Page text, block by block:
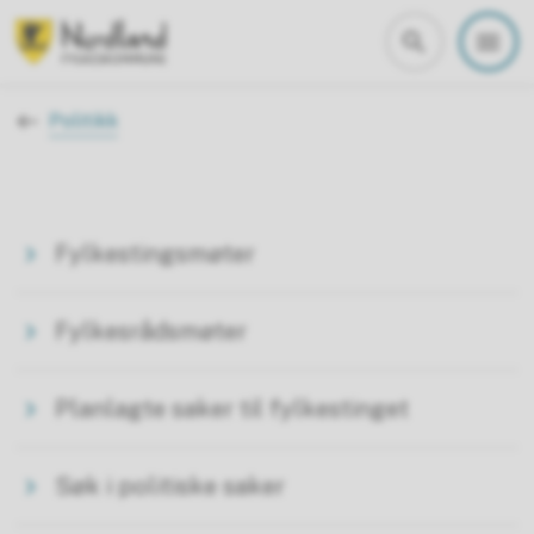
Du er her:
Politikk
Fylkestingsmøter
Fylkesrådsmøter
Planlagte saker til fylkestinget
Søk i politiske saker